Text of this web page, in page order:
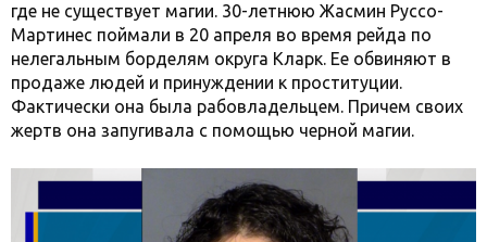
где не существует магии. 30-летнюю Жасмин Руссо-
Мартинес поймали в 20 апреля во время рейда по
нелегальным борделям округа Кларк. Ее обвиняют в
продаже людей и принуждении к проституции.
Фактически она была рабовладельцем. Причем своих
жертв она запугивала с помощью черной магии.